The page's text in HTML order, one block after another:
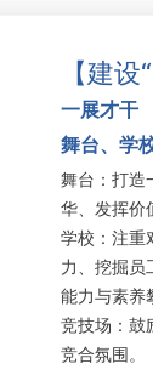
【建
一展才干
舞台、学
舞台：打造
华、发挥价
学校：注重
力、挖掘员
能力与素养
竞技场：鼓
竞合氛围。